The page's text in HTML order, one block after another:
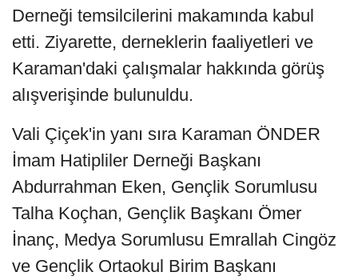
Derneği temsilcilerini makamında kabul
etti. Ziyarette, derneklerin faaliyetleri ve
Karaman'daki çalışmalar hakkında görüş
alışverişinde bulunuldu.
Vali Çiçek'in yanı sıra Karaman ÖNDER
İmam Hatipliler Derneği Başkanı
Abdurrahman Eken, Gençlik Sorumlusu
Talha Koçhan, Gençlik Başkanı Ömer
İnanç, Medya Sorumlusu Emrallah Cingöz
ve Gençlik Ortaokul Birim Başkanı